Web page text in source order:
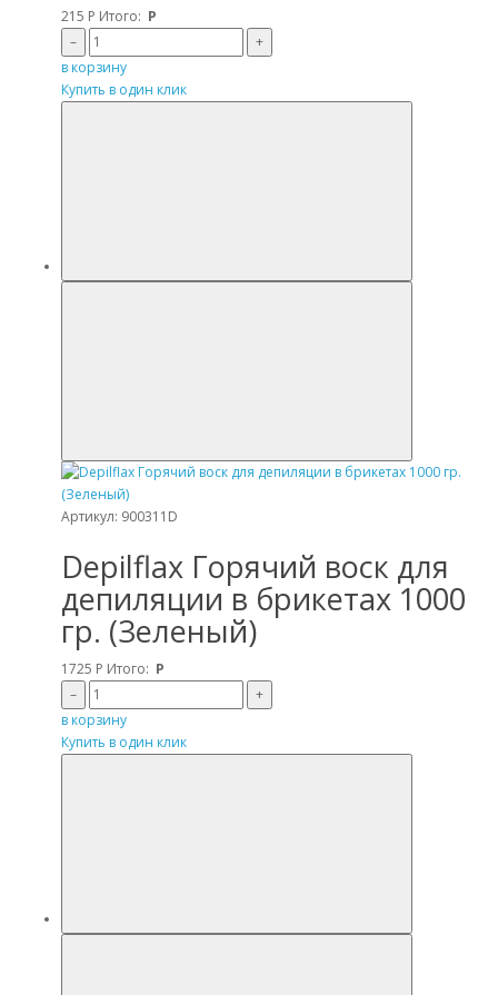
215 Р Итого: Р
–
+
в корзину
Купить в один клик
Артикул: 900311D
Depilflax Горячий воск для
депиляции в брикетах 1000
гр. (Зеленый)
1725 Р Итого: Р
–
+
в корзину
Купить в один клик